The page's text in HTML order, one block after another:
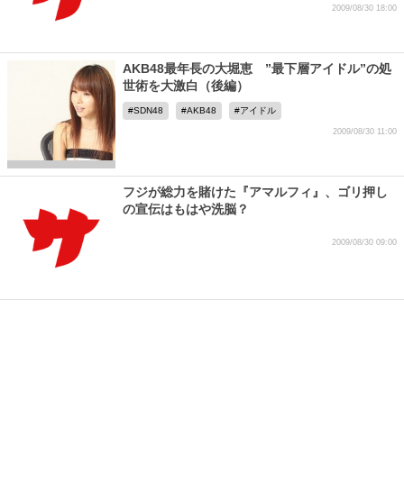
2009/08/30 18:00
AKB48最年長の大堀恵 ”最下層アイドル”の処
世術を大激白（後編）
SDN48 AKB48 アイドル
2009/08/30 11:00
フジが総力を賭けた『アマルフィ』、ゴリ押し
の宣伝はもはや洗脳？
2009/08/30 09:00